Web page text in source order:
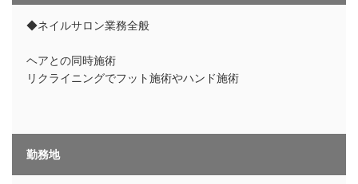
◆ネイルサロン業務全般
ヘアとの同時施術
リクライニングでフット施術やハンド施術
勤務地